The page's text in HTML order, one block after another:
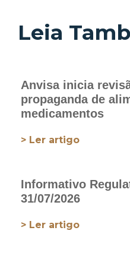
Leia
Anvisa inicia
propaganda de
medicamentos
> Ler artigo
Informativo
31/07/2026
> Ler artigo